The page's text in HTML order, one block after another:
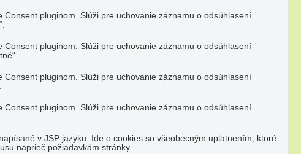
Consent pluginom. Slúži pre uchovanie záznamu o odsúhlasení
Consent pluginom. Slúži pre uchovanie záznamu o odsúhlasení
Consent pluginom. Slúži pre uchovanie záznamu o odsúhlasení
Consent pluginom. Slúži pre uchovanie záznamu o odsúhlasení
v JSP jazyku. Ide o cookies so všeobecným uplatnením, ktoré
naprieč požiadavkám stránky.